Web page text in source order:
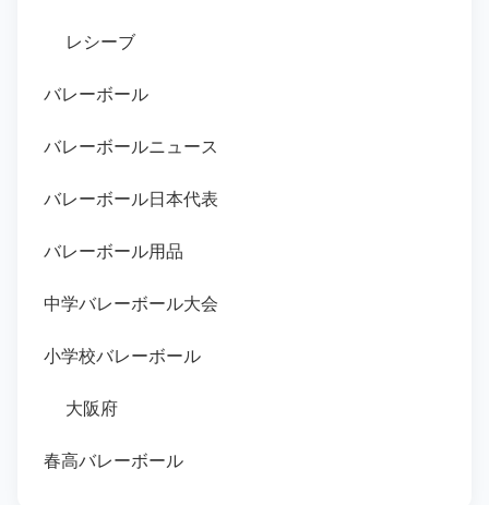
レシーブ
バレーボール
バレーボールニュース
バレーボール日本代表
バレーボール用品
中学バレーボール大会
小学校バレーボール
大阪府
春高バレーボール